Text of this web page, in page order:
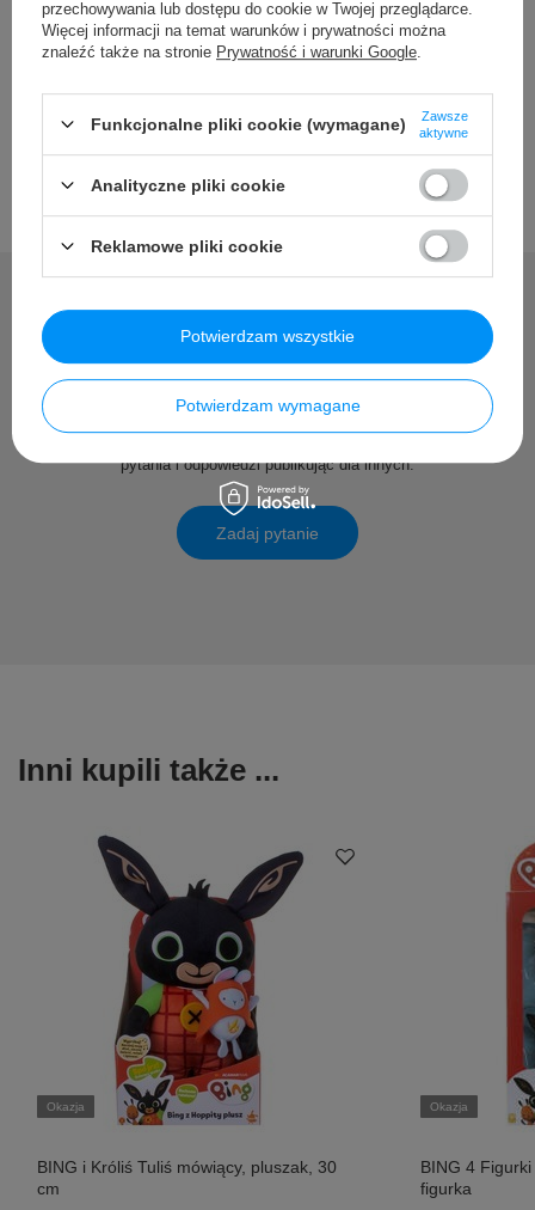
Szczegółowe dane
Potrzebujesz pomocy? Masz
pytania?
pytania i odpowiedzi publikując dla innych.
Zadaj pytanie
Inni kupili także ...
Okazja
BING i Króliś Tuliś mówiący, pluszak, 30
cm
Okazja
BING 4
figurka
przechowywania lub dostępu do cookie w Twojej przeglądarce.
Więcej informacji na temat warunków i prywatności można
znaleźć także na stronie Prywatność i warunki Google
Funkcjonalne pliki cookie (wymagane)
Zawsze
aktywne
Analityczne pliki cookie
Reklamowe pliki cookie
Potwierdzam wymagane
Potwierdzam wszystkie